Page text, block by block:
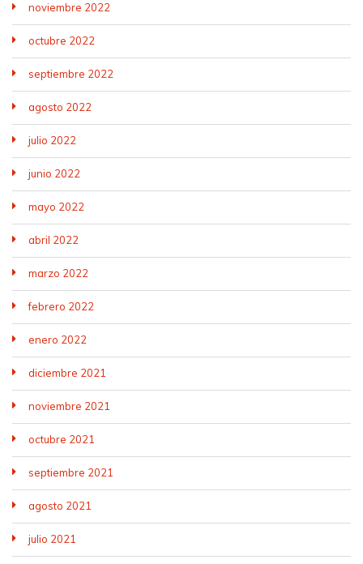
noviembre 2022
octubre 2022
septiembre 2022
agosto 2022
julio 2022
junio 2022
mayo 2022
abril 2022
marzo 2022
febrero 2022
enero 2022
diciembre 2021
noviembre 2021
octubre 2021
septiembre 2021
agosto 2021
julio 2021